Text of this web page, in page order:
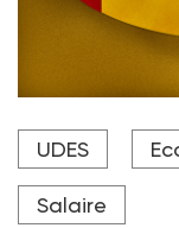
Comment
structures de
Crédit photo
UDES
Salaire